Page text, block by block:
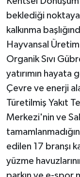
beklediği noktaya
kalkınma
Hayvansal
Organik Sıvı
yatırımın
Çevre ve enerji
Türetilmiş Yakıt
Merkezi'nin ve
edilen 17 branşı
yüzme